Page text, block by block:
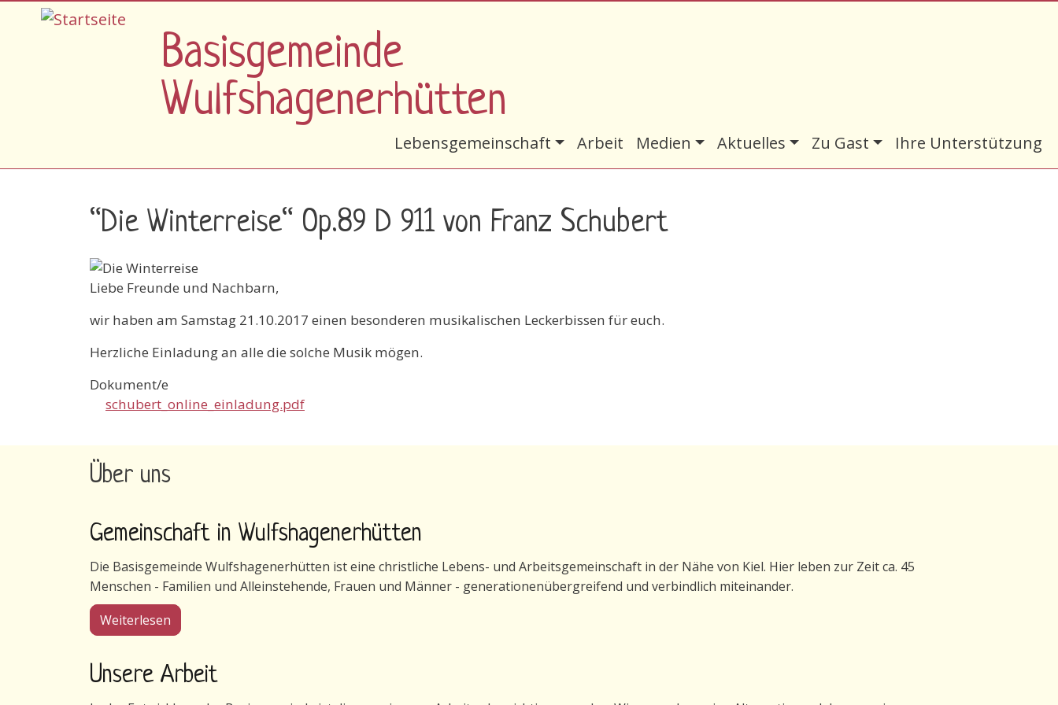
Direkt zum Inhalt
Basisgemeinde
Wulfshagenerhütten
Hauptnavigation
Lebensgemeinschaft Arbeit Medien Aktuelles Zu Gast Ihre Unterstützung
“Die Winterreise“ Op.89 D 911 von Franz Schubert
Liebe Freunde und Nachbarn,
wir haben am Samstag 21.10.2017 einen besonderen musikalischen Leckerbissen für euch.
Herzliche Einladung an alle die solche Musik mögen.
Dokument/e
schubert_online_einladung.pdf
Über uns
Gemeinschaft in Wulfshagenerhütten
Die Basisgemeinde Wulfshagenerhütten ist eine christliche Lebens- und Arbeitsgemeinschaft in der Nähe von Kiel. Hier leben zur Zeit ca. 45
Menschen - Familien und Alleinstehende, Frauen und Männer - generationenübergreifend und verbindlich miteinander.
Weiterlesen
Unsere Arbeit